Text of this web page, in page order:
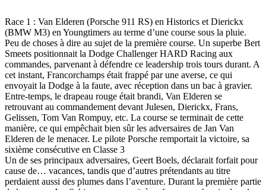
Race 1 : Van Elderen (Porsche 911 RS) en Historics et Dierickx
(BMW M3) en Youngtimers au terme d’une course sous la pluie.
Peu de choses à dire au sujet de la première course. Un superbe Bert
Smeets positionnait la Dodge Challenger HARD Racing aux
commandes, parvenant à défendre ce leadership trois tours durant. A
cet instant, Francorchamps était frappé par une averse, ce qui
envoyait la Dodge à la faute, avec réception dans un bac à gravier.
Entre-temps, le drapeau rouge était brandi, Van Elderen se
retrouvant au commandement devant Julesen, Dierickx, Frans,
Gelissen, Tom Van Rompuy, etc. La course se terminait de cette
manière, ce qui empêchait bien sûr les adversaires de Jan Van
Elderen de le menacer. Le pilote Porsche remportait la victoire, sa
sixième consécutive en Classe 3
Un de ses principaux adversaires, Geert Boels, déclarait forfait pour
cause de… vacances, tandis que d’autres prétendants au titre
perdaient aussi des plumes dans l’aventure. Durant la première partie